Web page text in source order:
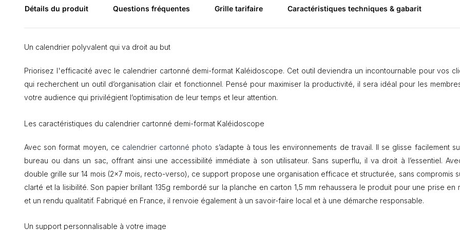
t
n
e
m
a
K
é
Détails du produit Questions fréquentes Grille tarifaire Caractéristiques techniques & gabarit
Un calendrier polyvalent qui va droit au but
Priorisez l'efficacité avec le calendrier cartonné demi-format Kaléidoscope. Cet outil deviendra un incontournable pour vos
qui recherchent un outil d’organisation clair et fonctionnel. Pensé pour maximiser la productivité, il sera idéal pour les
votre audience qui privilégient l’optimisation de leur temps et leur attention.
Les caractéristiques du calendrier cartonné demi-format Kaléidoscope
Avec son format moyen, ce calendrier cartonné photo s’adapte à tous les environnements de travail. Il se glisse facilement
bureau ou dans un sac, offrant ainsi une accessibilité immédiate à son utilisateur. Sans superflu, il va droit à l’essentiel.
double grille sur 14 mois (2x7 mois, recto-verso), ce support propose une organisation efficace et structurée, sans compromis
clarté et la lisibilité. Son papier brillant 135g rembordé sur la planche en carton 1,5 mm rehaussera le produit pour une prise en
et un rendu qualitatif. Fabriqué en France, il renvoie également à un savoir-faire local et à une démarche responsable.
Un support personnalisable à votre image